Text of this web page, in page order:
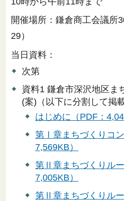
開催場所：鎌倉商工会議所
29）
当日資料：
次第
資料1 鎌倉市深沢地区ま
(案)（以下に分割して掲
はじめに（PDF：
第Ⅰ章まちづくりコン
7,569KB）
第Ⅱ章まちづくりルー
7,005KB）
第Ⅱ章まちづくりルー